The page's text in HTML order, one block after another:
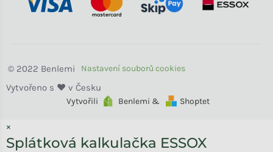
Vytvořili Benlemi & Shoptet
Benlemi
×
Splátková kalkulačka ESSOX